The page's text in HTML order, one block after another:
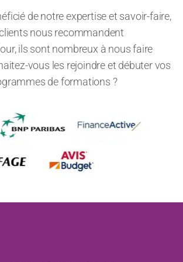
de notre expertise et savoir-faire,
nous recommandent
ils sont nombreux à nous faire
vous les rejoindre et débuter vos
de formations ?